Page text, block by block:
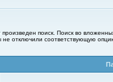
поиск. Поиск во
не отключили соответствующую